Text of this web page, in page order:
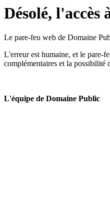
Désolé, l'accès
Le pare-feu web de Domaine
L'erreur est humaine, et le pare-
complémentaires et la possibilité
L'équipe de Domaine Public